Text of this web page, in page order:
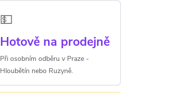
💵
Hotově na prodejně
Při osobním odběru v Praze -
Hloubětín nebo Ruzyně.